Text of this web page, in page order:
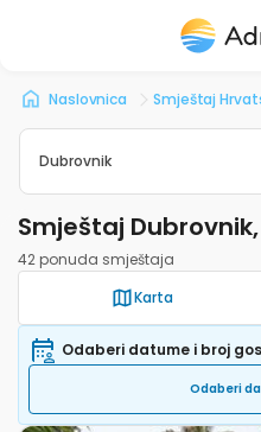
Naslovnica Smještaj
Dubrovnik
Smještaj
42 ponuda smještaja
Karta
Odaberi datume i broj
Odaberi